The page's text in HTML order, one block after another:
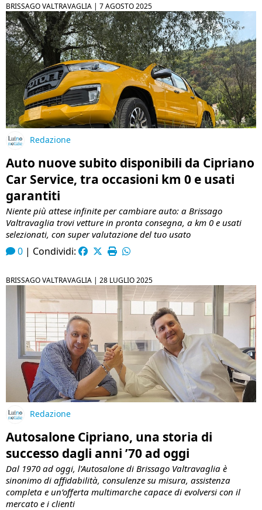
BRISSAGO VALTRAVAGLIA | 7 AGOSTO 2025
Redazione
Auto nuove subito disponibili da Cipriano
Car Service, tra occasioni km 0 e usati
garantiti
Niente più attese infinite per cambiare auto: a Brissago
Valtravaglia trovi vetture in pronta consegna, a km 0 e usati
selezionati, con super valutazione del tuo usato
0 | Condividi:
BRISSAGO VALTRAVAGLIA | 28 LUGLIO 2025
Redazione
Autosalone Cipriano, una storia di
successo dagli anni ’70 ad oggi
Dal 1970 ad oggi, l'Autosalone di Brissago Valtravaglia è
sinonimo di affidabilità, consulenze su misura, assistenza
completa e un’offerta multimarche capace di evolversi con il
mercato e i clienti